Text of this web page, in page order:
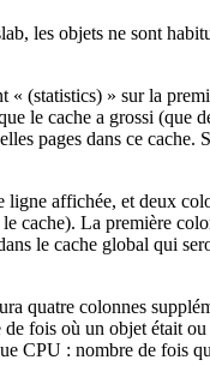
les objets ne sont
(statistics) » sur la
le cache a grossi (que
pages dans ce
affichée, et deux
cache). La première
le cache global qui
quatre colonnes
fois où un objet était
CPU : nombre de